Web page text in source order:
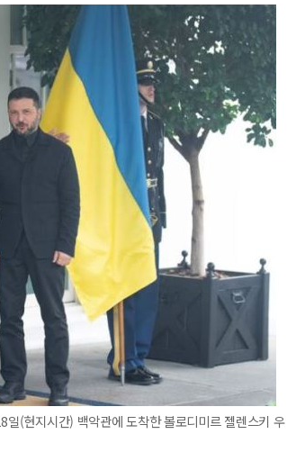
(현지시간) 백악관에 도착한 볼로디미르 젤렌스키 우